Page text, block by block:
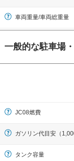
車両重量/車両総重量
一般的な駐車場
幅 5,000mmという
JC08燃費
ガソリン代目安（
タンク容量